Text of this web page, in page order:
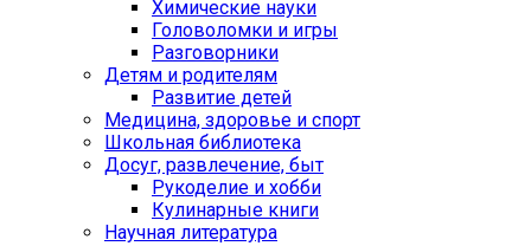
Химические науки
Головоломки и игры
Разговорники
Детям и родителям
Развитие детей
Медицина, здоровье и спорт
Школьная библиотека
Досуг, развлечение, быт
Рукоделие и хобби
Кулинарные книги
Научная литература